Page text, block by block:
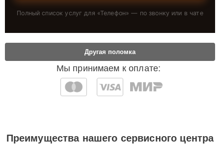
Полный список услуг для «Телефон» — по звонку или в чате
Мы принимаем к оплате:
Другая поломка
Преимущества нашего сервисного центра